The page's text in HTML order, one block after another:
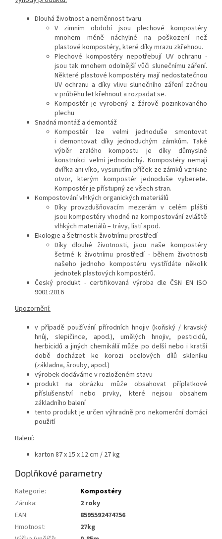
Dlouhá životnost a neměnnost tvaru
V zimním období jsou plechové kompostéry
mnohem méně náchylné na poškození než
plastové kompostéry, které díky mrazu zkřehnou.
Plechové kompostéry nepotřebují UV ochranu -
jsou tak mnohem odolnější vůči slunečnímu záření.
Některé plastové kompostéry mají nedostatečnou
UV ochranu a díky vlivu slunečního záření začnou
v průběhu let křehnout a rozpadat se.
Kompostér je vyrobený z žárově pozinkovaného
plechu
Snadná montáž a demontáž
Kompostér lze velmi jednoduše smontovat
i demontovat díky jednoduchým zámkům. Také
výběr zralého kompostu je díky důmyslné
konstrukci velmi jednoduchý. Kompostéry nemají
dvířka ani víko, vysunutím příček ze zámků vznikne
otvor, kterým kompostér jednoduše vyberete.
Kompostér je přístupný ze všech stran.
Kompostování vlhkých organických materiálů
Díky provzdušňovacím mezerám v celém plášti
jsou kompostéry vhodné na kompostování zvláště
vlhkých materiálů – trávy, listí apod.
Ekologie a šetrnost k životnímu prostředí
Díky dlouhé životnosti, jsou naše kompostéry
šetrné k životnímu prostředí - během životnosti
našeho jednoho kompostéru vystřídáte několik
jednotek plastových kompostérů.
Český produkt - certifikovaná výroba dle ČSN EN ISO
9001:2016
Upozornění:
v případě používání přírodních hnojiv (koňský / kravský
hnůj, slepičince, apod.), umělých hnojiv, pesticidů,
herbicidů a jiných chemikálií může po delší nebo i kratší
době docházet ke korozi ocelových dílů skleníku
(základna, šrouby, apod.)
výrobek dodáváme v rozloženém stavu
produkt na obrázku může obsahovat příplatkové
příslušenství nebo prvky, které nejsou obsahem
základního balení
tento produkt je určen výhradně pro nekomerční domácí
použití
Balení:
karton 87 x 15 x 12 cm / 27 kg
Doplňkové parametry
Kategorie:
Kompostéry
Záruka:
2 roky
EAN:
8595592474756
Hmotnost:
27kg